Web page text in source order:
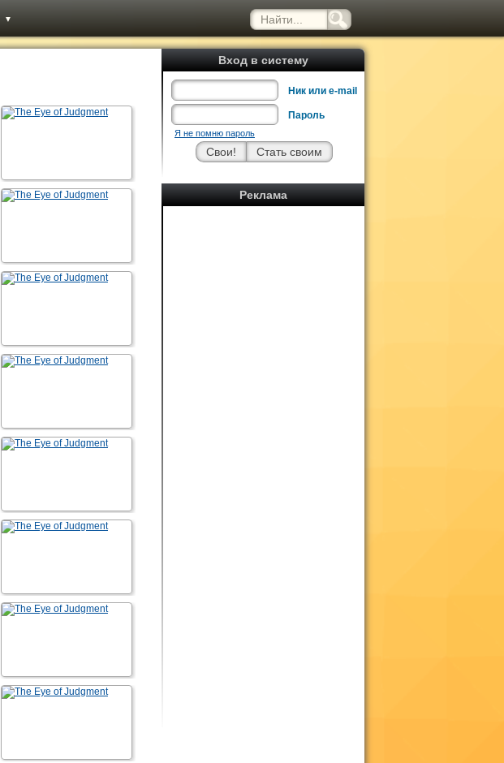
▼
Вход в систему
Ник или e-mail
Пароль
Я не помню пароль
Реклама